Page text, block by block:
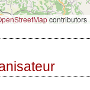
contributors